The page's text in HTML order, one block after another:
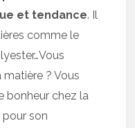
et tendance. Il
comme le
? Vous
bonheur chez la
son